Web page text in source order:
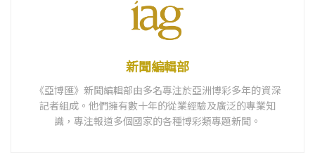
新聞編輯部
《亞博匯》新聞編輯部由多名專注於亞洲博彩多年的資深
記者組成。他們擁有數十年的從業經驗及廣泛的專業知
識，專注報道多個國家的各種博彩類專題新聞。